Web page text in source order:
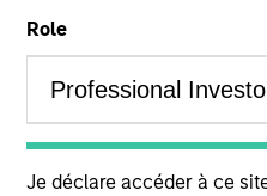
Role
Je déclare accéder à ce
across U.S., international